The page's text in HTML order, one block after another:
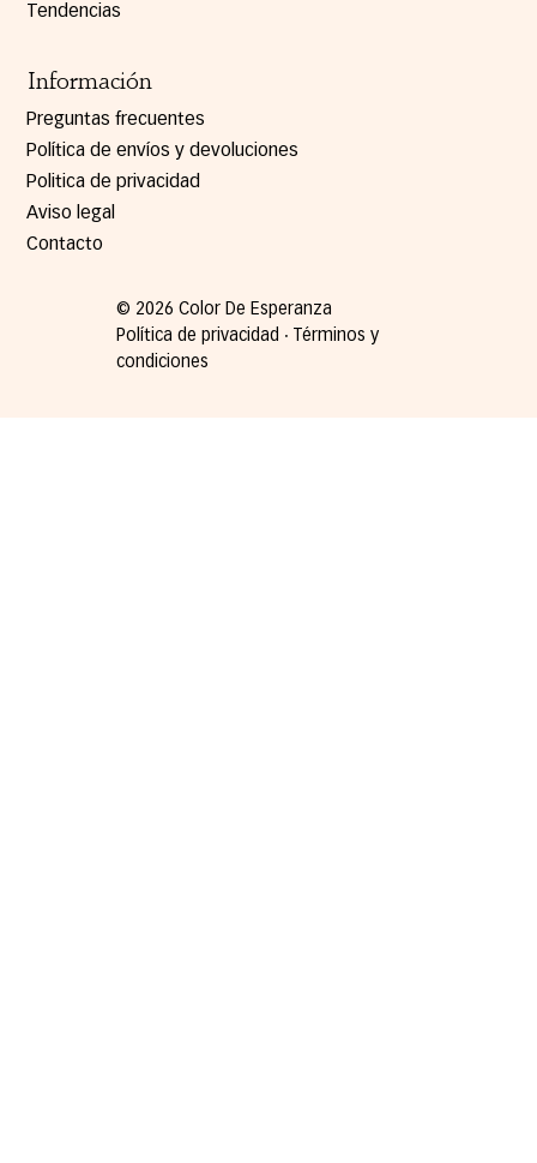
Tendencias
Información
Preguntas frecuentes
Política de envíos y devoluciones
Politica de privacidad
Aviso legal
Contacto
© 2026 Color De Esperanza
Política de privacidad ∙ Términos y
condiciones